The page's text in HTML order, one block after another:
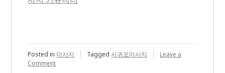
Posted in 마사지 Tagged 서귀포마사지
Leave a
Commenton